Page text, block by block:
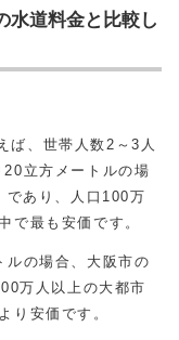
道料金と比較し
ば、世帯人数2～3人
立方メートルの場
であり、人口100万
で最も安価です。
ルの場合、大阪市の
万人以上の大都市
り安価です。